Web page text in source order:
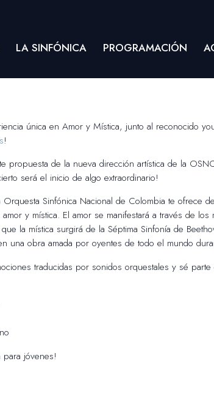
LA SINFÓNICA PROGRAMACIÓN
única en Amor y Mística, junto al reconocido
!
propuesta de la nueva dirección artística de la
será el inicio de algo extraordinario!
Sinfónica Nacional de Colombia te ofrece
y mística. El amor se manifestará a través de los
que la mística surgirá de la Séptima Sinfonía de
una obra amada por oyentes de todo el mundo
traducidas por sonidos orquestales y sé
para jóvenes!